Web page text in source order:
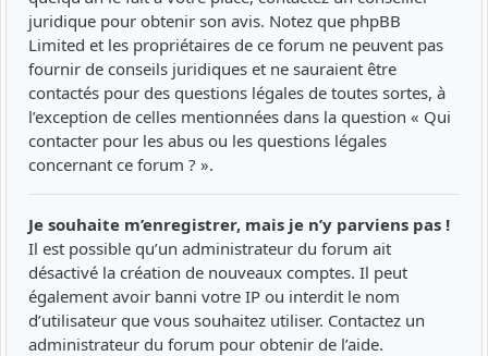
juridique pour obtenir son avis. Notez que phpBB
Limited et les propriétaires de ce forum ne peuvent pas
fournir de conseils juridiques et ne sauraient être
contactés pour des questions légales de toutes sortes, à
l’exception de celles mentionnées dans la question « Qui
contacter pour les abus ou les questions légales
concernant ce forum ? ».
Je souhaite m’enregistrer, mais je n’y parviens pas !
Il est possible qu’un administrateur du forum ait
désactivé la création de nouveaux comptes. Il peut
également avoir banni votre IP ou interdit le nom
d’utilisateur que vous souhaitez utiliser. Contactez un
administrateur du forum pour obtenir de l’aide.